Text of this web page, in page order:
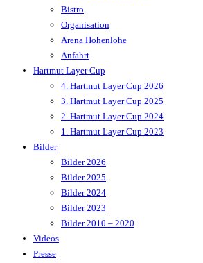
Bistro
Organisation
Arena Hohenlohe
Anfahrt
Hartmut Layer Cup
4. Hartmut Layer Cup 2026
3. Hartmut Layer Cup 2025
2. Hartmut Layer Cup 2024
1. Hartmut Layer Cup 2023
Bilder
Bilder 2026
Bilder 2025
Bilder 2024
Bilder 2023
Bilder 2010 – 2020
Videos
Presse